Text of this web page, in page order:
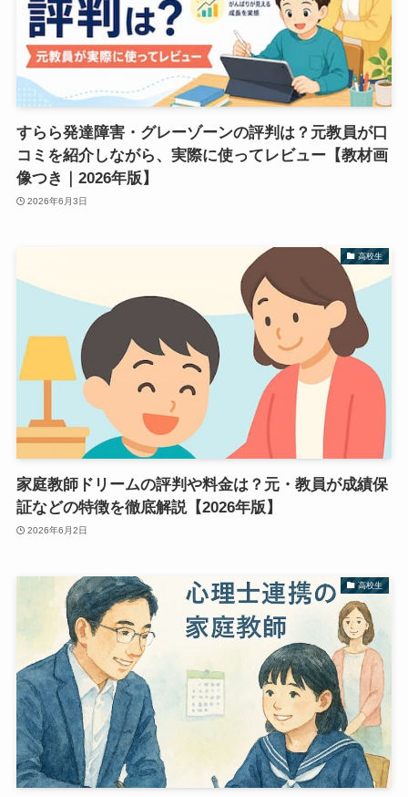
すらら発達障害・グレーゾーンの評判は？元教員が口
コミを紹介しながら、実際に使ってレビュー【教材画
像つき｜2026年版】
2026年6月3日
高校生
家庭教師ドリームの評判や料金は？元・教員が成績保
証などの特徴を徹底解説【2026年版】
2026年6月2日
高校生